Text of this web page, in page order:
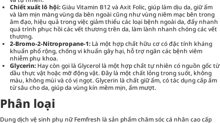
Chiết xuất lô hội:Giàu Vitamin B12 và Axit Folic, giúp làm dịu da, giữ ẩm
và làm mịn màng vùng da bên ngoài cũng như vùng niêm mạc bên trong
âm đạo, hiệu quả trong việc giảm thiểu các loại bệnh ngoài da, đẩy nhanh
quá trình phục hồi các vết thương trên da, làm lành nhanh chóng các vết
thương.
2-Bromo-2-Nitropropane-1: Là một hợp chất hữu cơ có đặc tính kháng
khuẩn phổ rộng, chống vi khuẩn gây hại, hỗ trợ ngăn các bệnh viêm
nhiễm phụ khoa.
Glycerin: Hay còn gọi là Glycerol là một hợp chất tự nhiên có nguồn gốc từ
dầu thực vật hoặc mỡ động vật. Đây là một chất lỏng trong suốt, không
màu, không mùi và có vị ngọt. Glycerin là chất giữ ẩm, có tác dụng cấp ẩm
từ sâu cho da, giúp da vùng kín mềm mịn, ẩm mượt.
Phân loại
Dung dịch vệ sinh phụ nữ Femfresh là sản phẩmchăm sóc cá nhân cao cấp